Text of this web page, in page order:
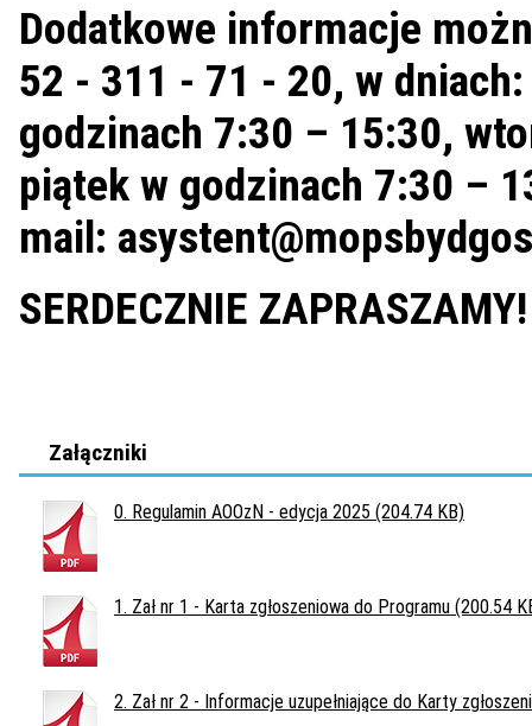
Dodatkowe informacje
52 - 311 - 71 - 20, w
godzinach 7:30 – 15:30,
piątek w godzinach 7:30 –
mail:
SERDECZNIE ZAPRASZAMY!
Załączniki
0. Regulamin AOOzN - edycja 2025 (204.74 KB)
1. Zał nr 1 - Karta zgłoszeniowa do Programu (200.54
2. Zał nr 2 - Informacje uzupełniające do Karty